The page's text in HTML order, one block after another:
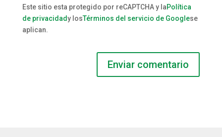
Este sitio esta protegido por reCAPTCHA y laPolítica
de privacidady losTérminos del servicio de Googlese
aplican.